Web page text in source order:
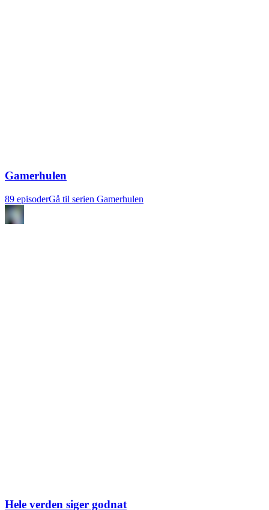
Gamerhulen
89 episoderGå til serien Gamerhulen
Hele verden siger godnat